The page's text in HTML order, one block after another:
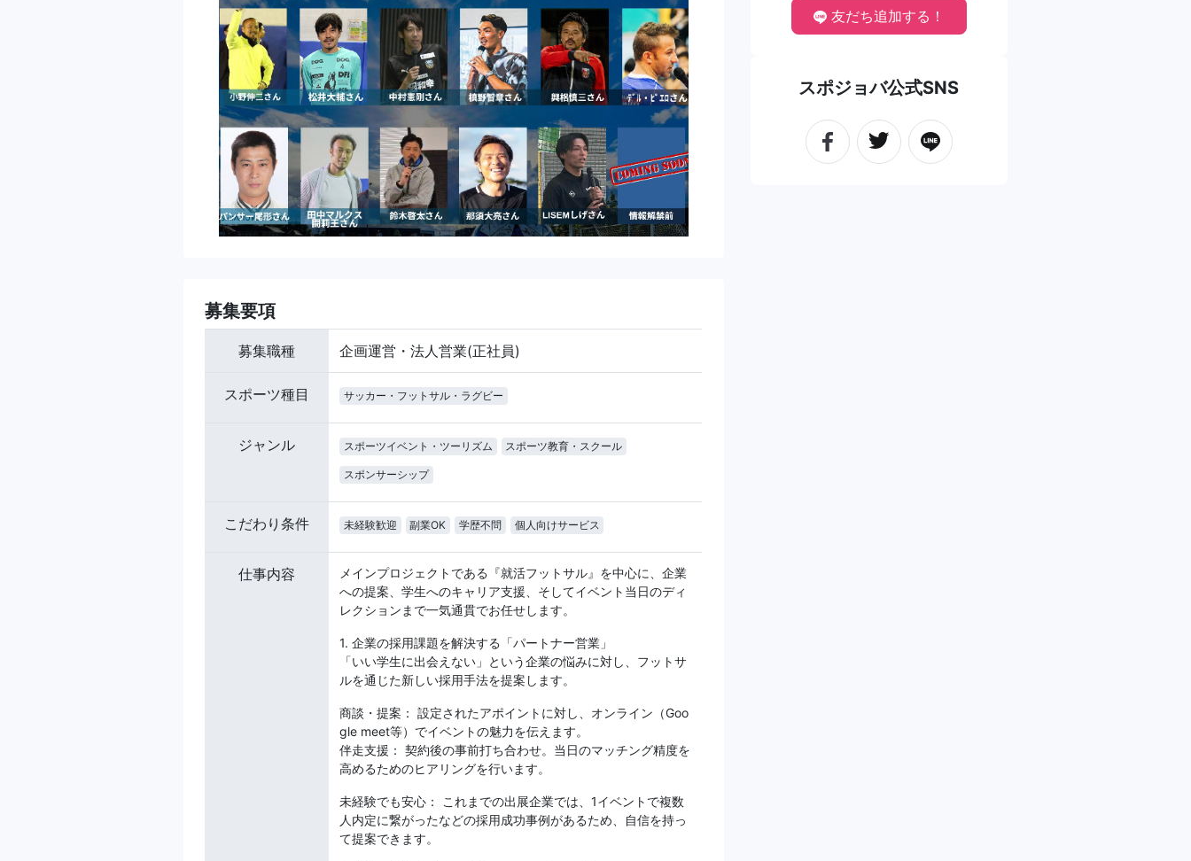
募集要項
募集職種 企画運営・法人営業(正社員)
スポーツ種目 サッカー・フットサル・ラグビー
ジャンル スポーツイベント・ツーリズム スポーツ教育・スクール
スポンサーシップ
こだわり条件 未経験歓迎 副業OK 学歴不問 個人向けサービス
仕事内容
メインプロジェクトである『就活フットサル』を中心に、企業
への提案、学生へのキャリア支援、そしてイベント当日のディ
レクションまで一気通貫でお任せします。
1. 企業の採用課題を解決する「パートナー営業」
「いい学生に出会えない」という企業の悩みに対し、フットサ
ルを通じた新しい採用手法を提案します。
商談・提案： 設定されたアポイントに対し、オンライン（Goo
gle meet等）でイベントの魅力を伝えます。
伴走支援： 契約後の事前打ち合わせ。当日のマッチング精度を
高めるためのヒアリングを行います。
未経験でも安心： これまでの出展企業では、1イベントで複数
人内定に繋がったなどの採用成功事例があるため、自信を持っ
て提案できます。
友だち追加する！
スポジョバ公式SNS